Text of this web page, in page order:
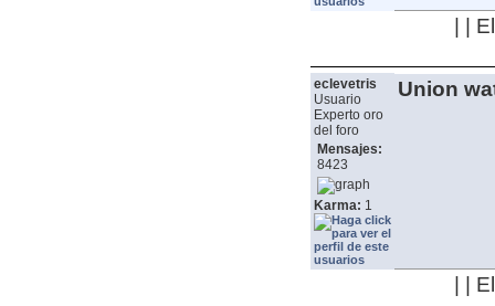
| |
eclevetris
Usuario
Experto oro
del foro
Mensajes:
8423
Karma: 1
Union
| |